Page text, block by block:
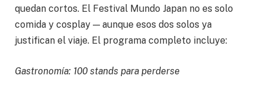
quedan cortos. El Festival Mundo Japan no es solo
comida y cosplay — aunque esos dos solos ya
justifican el viaje. El programa completo incluye:
Gastronomía: 100 stands para perderse